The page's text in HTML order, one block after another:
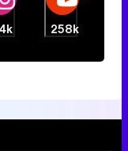
258k